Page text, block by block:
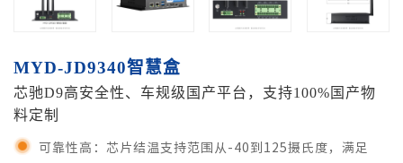
MYD-JD9340智慧盒
芯驰D9高安全性、车规级国产平台，支持100%国产物
料定制
可靠性高：芯片结温支持范围从-40到125摄氏度，满足